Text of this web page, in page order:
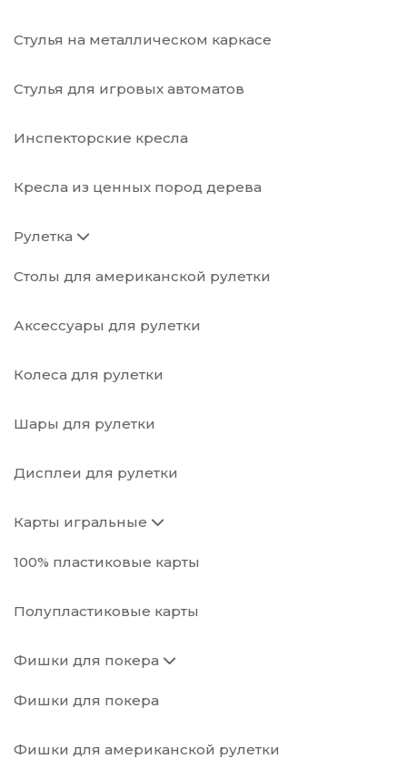
Стулья на металлическом каркасе
Стулья для игровых автоматов
Инспекторские кресла
Кресла из ценных пород дерева
Рулетка
Столы для американской рулетки
Аксессуары для рулетки
Колеса для рулетки
Шары для рулетки
Дисплеи для рулетки
Карты игральные
100% пластиковые карты
Полупластиковые карты
Фишки для покера
Фишки для покера
Фишки для американской рулетки